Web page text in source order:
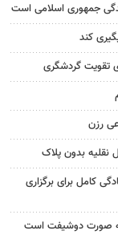
جمهوری اسلامی است
کند
تقویت گردشگری
نقلیه بدون پلاک
کامل برای برگزاری